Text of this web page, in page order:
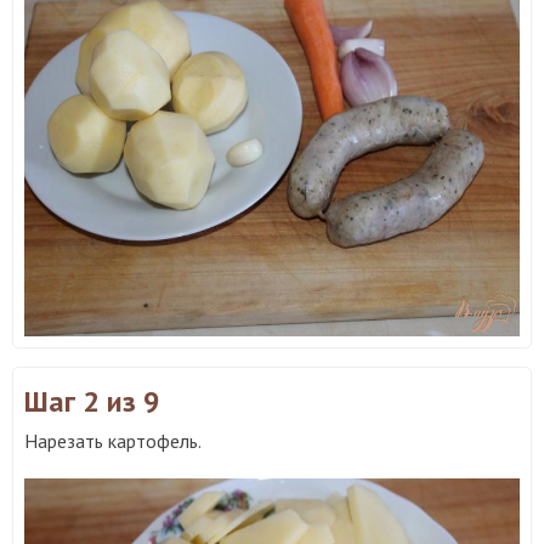
Шаг 2 из 9
Нарезать картофель.